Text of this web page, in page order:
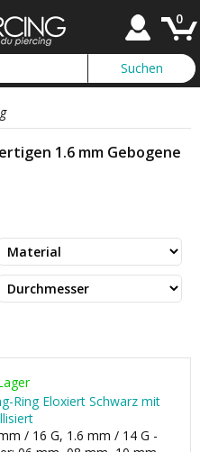
0
1.6 mm Gebogene
Ring Eloxiert Schwarz mit
/ 16 G, 1.6 mm / 14 G -